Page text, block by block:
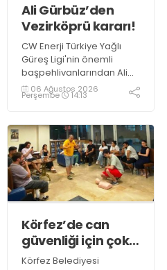
Ali Gürbüz’den
Vezirköprü kararı!
CW Enerji Türkiye Yağlı
Güreş Ligi'nin önemli
başpehlivanlarından Ali
Gürbüz, Samsun
Vezirköprü'de
Güreşleri'nde er
meydanına çıkmayacak.
06 Ağustos 2026
Perşembe 14:13
Körfez’de can
güvenliği için çok
önemli eğitim
Körfez Belediyesi